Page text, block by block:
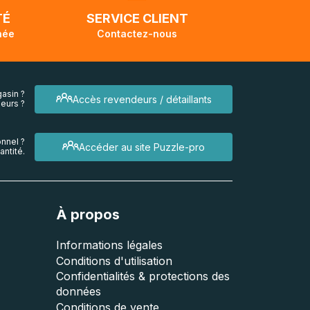
SERVICE CLIENT
Contactez-nous
Accès revendeurs / détaillants
?
?
Accéder au site Puzzle-pro
?
À propos
Informations légales
Conditions d'utilisation
Confidentialités & protections des
données
Conditions de vente